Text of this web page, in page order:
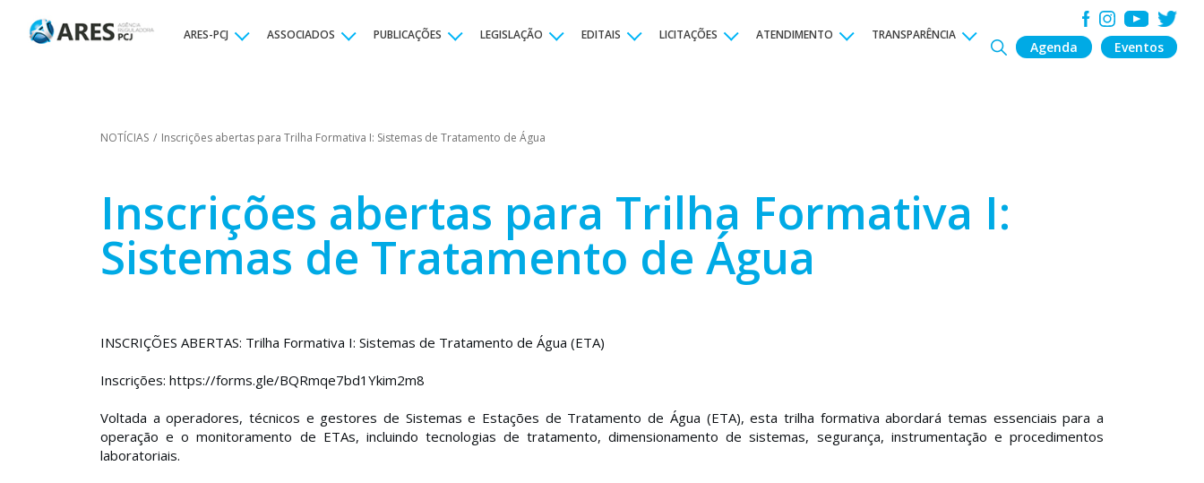
ARES-PCJ ASSOCIADOS PUBLICAÇÕES LEGISLAÇÃO EDITAIS LICITAÇÕES ATENDIMENTO TRANSPARÊNCIA
Agenda Eventos
NOTÍCIAS / Inscrições abertas para Trilha Formativa I: Sistemas de Tratamento de Água
Inscrições abertas para Trilha Formativa I:
Sistemas de Tratamento de Água
INSCRIÇÕES ABERTAS: Trilha Formativa I: Sistemas de Tratamento de Água (ETA)
Inscrições:https://forms.gle/BQRmqe7bd1Ykim2m8
Voltada a operadores, técnicos e gestores de Sistemas e Estações de Tratamento de Água (ETA), esta trilha formativa abordará temas essenciais para a
operação e o monitoramento de ETAs, incluindo tecnologias de tratamento, dimensionamento de sistemas, segurança, instrumentação e procedimentos
laboratoriais.